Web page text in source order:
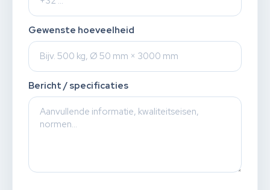
Gewenste hoeveelheid
Bericht / specificaties